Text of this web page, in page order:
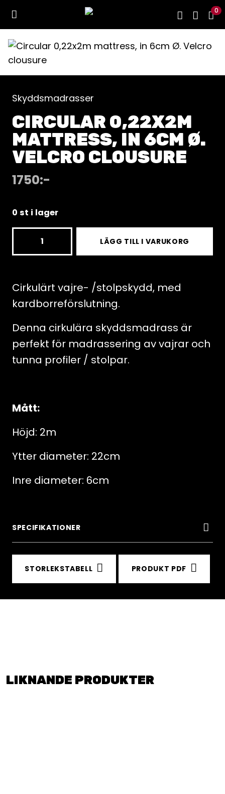
0
Skyddsmadrasser
CIRCULAR 0,22X2M
MATTRESS, IN 6CM Ø.
VELCRO CLOUSURE
1750:-
0 st i lager
in
6cm
Velcro
clousure
mängd
LÄGG TILL I VARUKORG
Cirkulärt vajre- /stolpskydd, med
kardborreförslutning.
Denna cirkulära skyddsmadrass är
perfekt för madrassering av vajrar och
tunna profiler / stolpar.
Mått:
Höjd: 2m
Ytter diameter: 22cm
Inre diameter: 6cm
SPECIFIKATIONER
STORLEKSTABELL PRODUKT PDF
LIKNANDE PRODUKTER